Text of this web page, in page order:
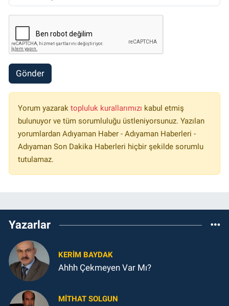
Gönder
Yorum yazarak topluluk kurallarımızı kabul etmiş
bulunuyor ve tüm sorumluluğu üstleniyorsunuz. Yazılan
yorumlardan Adıyaman Haber - Adıyaman Haberleri -
Adıyaman Son Dakika Haberleri hiçbir şekilde sorumlu
tutulamaz.
Yazarlar
KERIM BAYDAK
Ahhh Çekmeyen Var Mı?
MITHAT SOLGUN